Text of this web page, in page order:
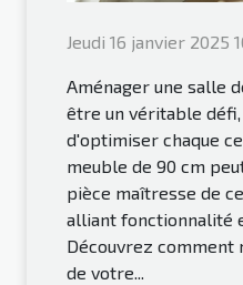
Jeudi 16 janvier 2025
Aménager une salle
être un véritable
d'optimiser chaque
meuble de 90 cm
pièce maîtresse de
alliant fonctionnalité
Découvrez
de votre...